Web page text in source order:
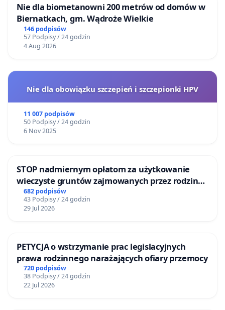
Nie dla biometanowni 200 metrów od domów w
Biernatkach, gm. Wądroże Wielkie
146 podpisów
57 Podpisy / 24 godzin
4 Aug 2026
Nie dla obowiązku szczepień i szczepionki HPV
11 007 podpisów
50 Podpisy / 24 godzin
6 Nov 2025
STOP nadmiernym opłatom za użytkowanie
wieczyste gruntów zajmowanych przez rodzinne
ogrody działkowe.
682 podpisów
43 Podpisy / 24 godzin
29 Jul 2026
PETYCJA o wstrzymanie prac legislacyjnych
prawa rodzinnego narażających ofiary przemocy
720 podpisów
38 Podpisy / 24 godzin
22 Jul 2026